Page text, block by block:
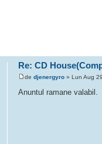
Re: CD
de djenergyro » Lun Aug
Anuntul ramane valabil.